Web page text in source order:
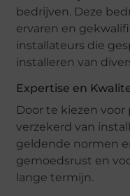
bedrijven. Deze
ervaren en
installateurs die
installeren van
Expertise en
Door te kiezen voor
verzekerd van
geldende normen
gemoedsrust en
lange termijn.